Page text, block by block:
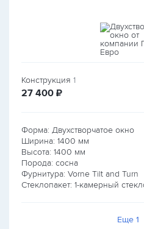
Конструкция 1
27 400 руб.
₽
Форма: Двухстворчатое окно
Ширина: 1400 мм
Высота: 1400 мм
Порода: сосна
Фурнитура: Vorne Tilt and Turn
Стеклопакет: 1-камерный
Еще 1